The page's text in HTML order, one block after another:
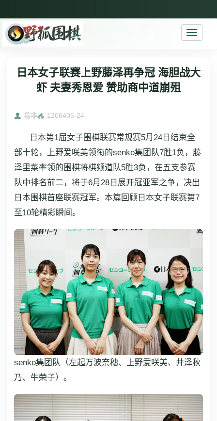
Toggle
日本女子联赛上野藤泽再争冠 海胆战大
虾 夫妻秀恩爱 赞助商中道崩殂
易非 1206405-24
日本第1届女子围棋联赛常规赛5月24日结束全
部十轮，上野爱咲美领衔的senko集团队7胜1负，藤
泽里菜率领的围棋将棋频道队5胜3负，在五支参赛
队中排名前二，将于6月28日展开冠亚军之争，决出
日本围棋首座联赛冠军。本篇回顾日本女子联赛第7
至10轮精彩瞬间。
senko集团队（左起万波奈穗、上野爱咲美、井泽秋
乃、牛荣子）。